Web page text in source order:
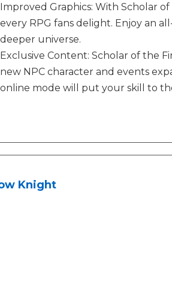
Improved Graphics: With Scholar
every RPG fans delight. Enjoy an
deeper universe.
Exclusive Content: Scholar of the
new NPC character and events
online mode will put your skill to
Knight